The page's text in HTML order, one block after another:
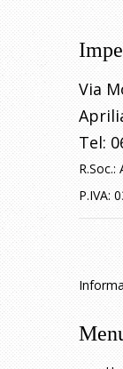
Via
Tel:
R.Soc.:
P.IVA: